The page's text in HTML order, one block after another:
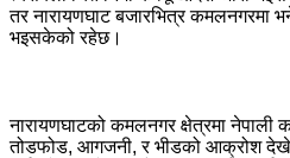
तर नारायणघाट बजारभित्र कमलनगरमा
भइसकेको रहेछ।
नारायणघाटको कमलनगर क्षेत्रमा नेपाली
तोडफोड, आगजनी, र भीडको आक्रोश